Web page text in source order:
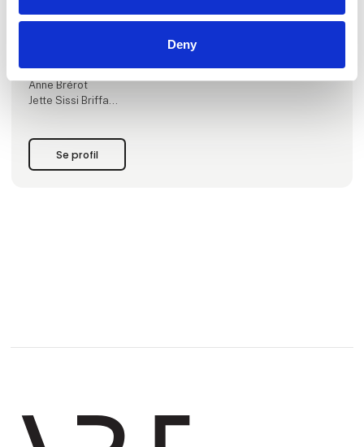
Deny
af:
Peter Brandes
Anne Brérot
Jette Sissi Briffa
Nathalie Collange
Maise Corral
Miguel Olivares
Pere Sala
Ann-Lisbeth Sanvi
Se profil